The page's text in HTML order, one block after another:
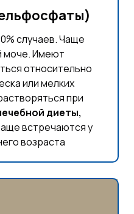
случаев. Чаще
моче. Имеют
относительно
или мелких
при
диеты,
встречаются у
возраста